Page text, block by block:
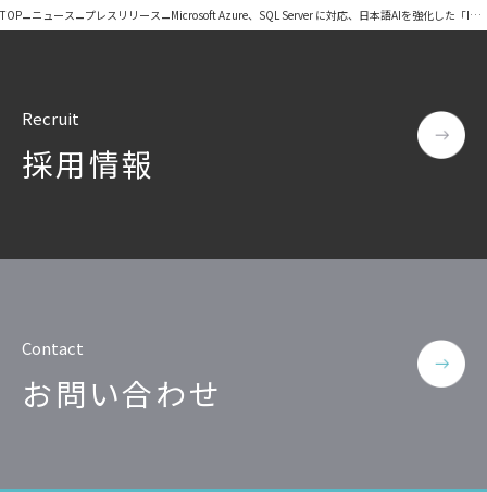
TOP–ニュース –プレスリリース – Microsoft Azure、SQL Server に対応、日本語AIを強化した「Insight Data Masking」の最新版 v.2.8を提供開始
Recruit
採用情報
Contact
お問い合わせ